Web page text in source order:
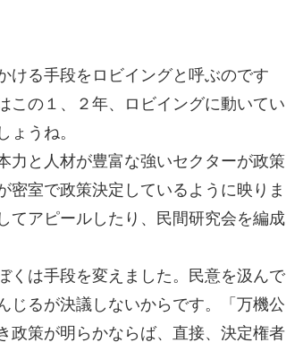
ける手段をロビイングと呼ぶのです
この１、２年、ロビイングに動いてい
ょうね。
力と人材が豊富な強いセクターが政策
密室で政策決定しているように映りま
てアピールしたり、民間研究会を編成
くは手段を変えました。民意を汲んで
じるが決議しないからです。「万機公
政策が明らかならば、直接、決定権者